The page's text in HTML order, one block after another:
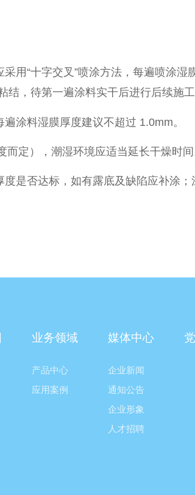
用“十字交叉”喷涂方法，每遍喷涂
，待第一遍涂料实干后进行后续施工
涂料湿膜厚度建议不超过 1.0mm。
定），潮湿环境应适当延长干燥时间
是否达标，如有露底及缺陷应补涂
业务领域
产品中心
应用案例
媒体中心
企业新闻
通知公告
企业形象
人才招聘